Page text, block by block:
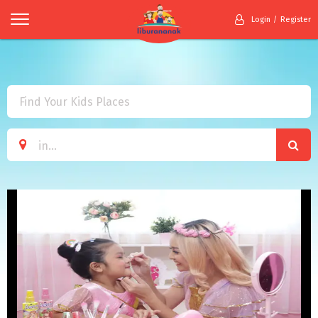
Login Register